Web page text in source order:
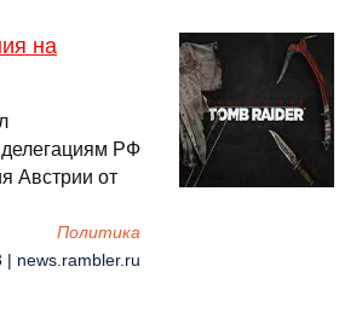
на
РФ
Австрии от
Политика
news.rambler.ru